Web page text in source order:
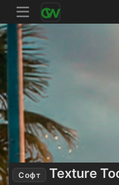
Софт Texture